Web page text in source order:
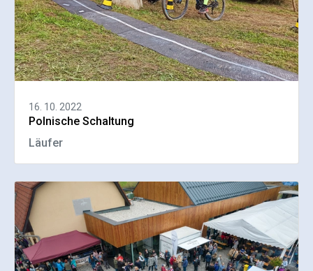
16. 10. 2022
Polnische Schaltung
Läufer